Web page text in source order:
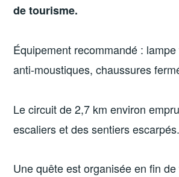
de tourisme.
Équipement recommandé :
anti-moustiques, chaussures
Le circuit de 2,7 km environ
escaliers et des sentiers escarpés.
Une quête est organisée en fin de